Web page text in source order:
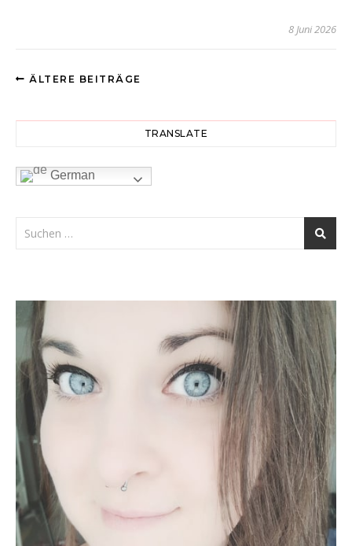
8 Juni 2026
ÄLTERE BEITRÄGE
TRANSLATE
German